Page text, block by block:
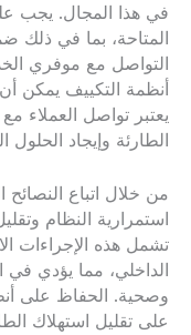
في هذا المجال. يجب
المتاحة، بما في ذلك
التواصل مع موفري
أنظمة التكييف يمكن
يعتبر تواصل العملاء مع
الطارئة وإيجاد
من خلال اتباع
استمرارية النظام
تشمل هذه الإجراءات
الداخلي، مما يؤدي في
وصحية. الحفاظ على
على تقليل استهلاك